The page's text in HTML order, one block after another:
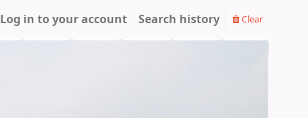
Log in to your account Search history Clear